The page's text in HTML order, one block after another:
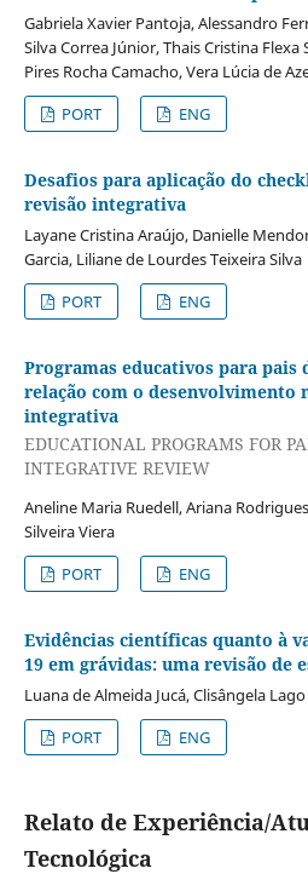
Gabriela Xavier Pantoja, Alessandro
Silva Correa Júnior, Thais Cristina
Pires Rocha Camacho, Vera Lúcia de
PORT
ENG
Desafios para aplicação do
revisão integrativa
Layane Cristina Araújo, Danielle
Garcia, Liliane de Lourdes Teixeira Silva
PORT
ENG
Programas educativos para pais
relação com o desenvolvimento
integrativa
EDUCATIONAL PROGRAMS FOR
INTEGRATIVE REVIEW
Aneline Maria Ruedell, Ariana
Silveira Viera
PORT
ENG
Evidências científicas quanto à
19 em grávidas: uma revisão de
Luana de Almeida Jucá, Clisângela
PORT
ENG
Relato de Experiência/
Tecnológica